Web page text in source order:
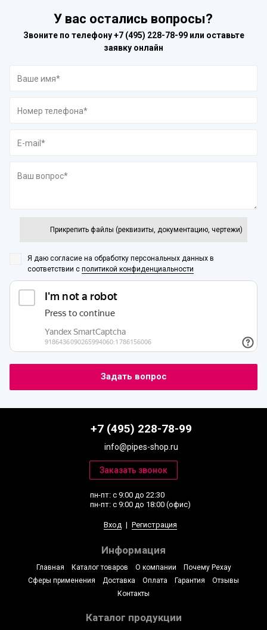
У вас остались вопросы?
Звоните по телефону+7 (495) 228-78-99или оставьте
заявку онлайн
Прикрепить файлы (реквизиты, документацию, чертежи)
Я даю согласие на обработку персональных данных в
соответствии с политикой конфиденциальности
+7 (495) 228-78-99
info@pipes-shop.ru
пн-пт: с 9:00 до 22:30
пн-пт: с 9:00 до 18:00 (офис)
Вход | Регистрация
Информация
Главная Каталог товаров О компании
Почему Рехау
Сферы применения
Доставка Оплата Гарантия
Отзывы
Контакты
Каталог продукции